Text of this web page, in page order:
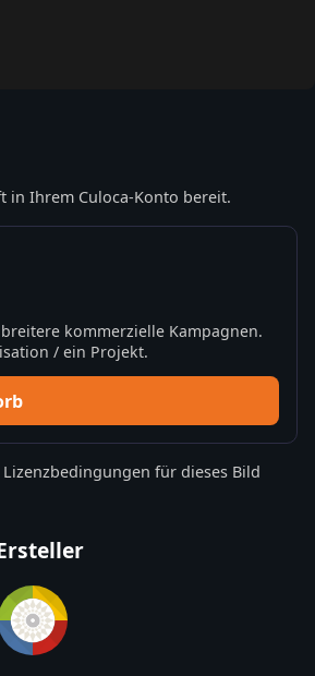
in Ihrem Culoca-Konto bereit.
kommerzielle Kampagnen.
/ ein Projekt.
Lizenzbedingungen für dieses Bild